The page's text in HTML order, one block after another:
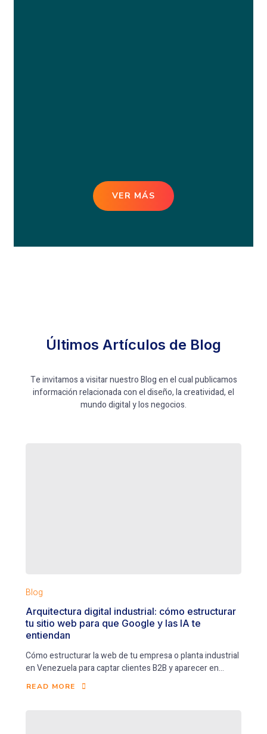
VER MÁS
Últimos Artículos de Blog
Te invitamos a visitar nuestro Blog en el cual publicamos
información relacionada con el diseño, la creatividad, el
mundo digital y los negocios.
Blog
Arquitectura digital industrial: cómo estructurar
tu sitio web para que Google y las IA te
entiendan
Cómo estructurar la web de tu empresa o planta industrial
en Venezuela para captar clientes B2B y aparecer en...
READ MORE